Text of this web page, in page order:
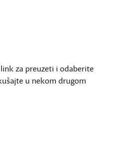
za preuzeti i odaberite
u nekom drugom